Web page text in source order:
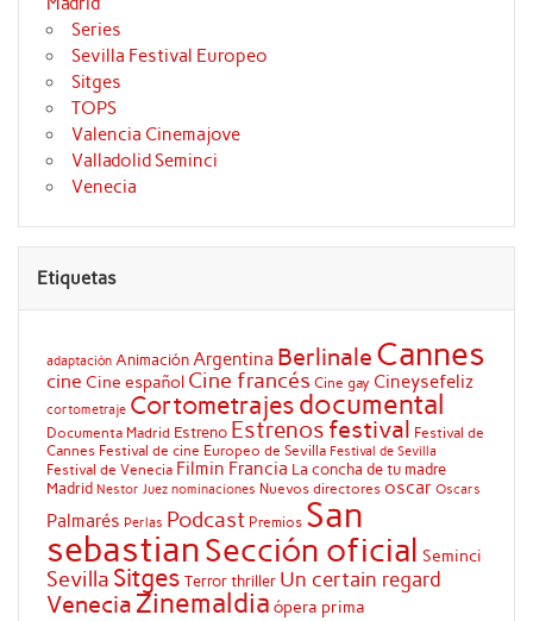
Series
Sevilla Festival Europeo
Sitges
TOPS
Valencia Cinemajove
Valladolid Seminci
Venecia
Etiquetas
adaptación AnimaciónArgentina Berlinale Cannes
cine Cine español Cine francés Cine gay Cineysefeliz
cortometraje Cortometrajes documental
Documenta Madrid Estreno Estrenos festival Festival de
Cannes Festival de cine Europeo de Sevilla Festival de Sevilla
Festival de Venecia Filmin Francia La concha de tu madre
Madrid Nestor Juez nominaciones Nuevos directores oscar Oscars
Palmarés Perlas Podcast Premios San
sebastianSección oficial Seminci
Sevilla Sitges Terrorthriller Un certain regard
Venecia Zinemaldia ópera prima